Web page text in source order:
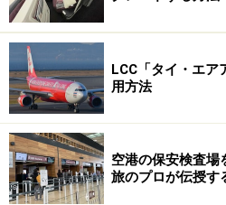
LCC「タイ・エア
用方法
空港の保安検査場
旅のプロが伝授す